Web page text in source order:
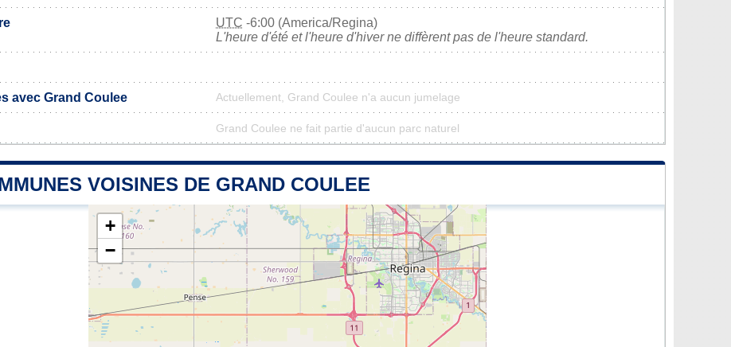
UTC -6:00 (America/Regina)
L'heure d'été et l'heure d'hiver ne diffèrent pas de l'heure standard.
avec Grand Coulee Actuellement, Grand Coulee n'a aucun jumelage
Grand Coulee ne fait partie d'aucun parc naturel
VOISINES DE GRAND COULEE
+
−